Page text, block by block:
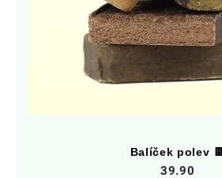
Balíček polev 🍫
39.90